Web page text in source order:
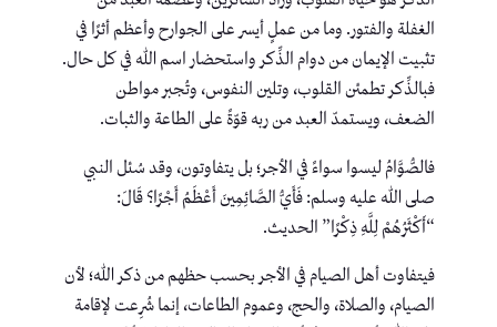
الغفلة والفتور. وما من عملٍ أيسر على الجوارح وأعظم أثرًا في
تثبيت الإيمان من دوام الذِّكر واستحضار اسم الله في كل حال.
فبالذِّكر تطمئن القلوب، وتلين النفوس، وتُجبر مواطن
الضعف، ويستمدّ العبد من ربه قوّةً على الطاعة والثبات.
فالصُّوَّامُ ليسوا سواءً في الأجر؛ بل يتفاوتون، وقد سُئل النبي
صلى الله عليه وسلم: فَأَيُّ الصَّائِمِينَ أَعْظَمُ أَجْرًا؟ قَالَ:
“أَكْثَرُهُمْ لِلَّهِ ذِكْرًا” الحديث.
فيتفاوت أهل الصيام في الأجر بحسب حظهم من ذكر الله؛ لأن
الصيام، والصلاة، والحج، وعموم الطاعات، إنما شُرِعت لإقامة